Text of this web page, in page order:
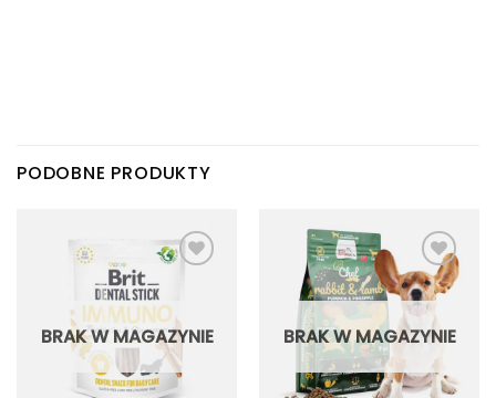
PODOBNE PRODUKTY
BRAK W MAGAZYNIE BRAK W MAGAZYNIE